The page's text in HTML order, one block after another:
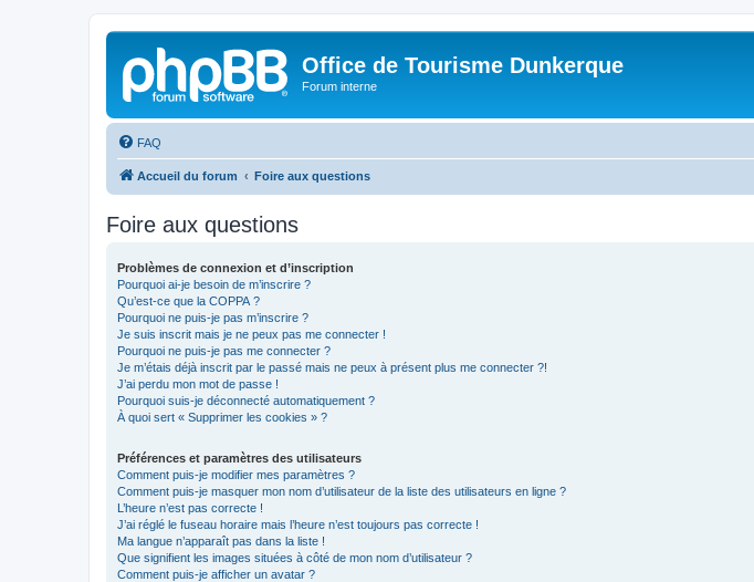
Office de Tourisme Dunkerque
Forum interne
FAQ
Accueil du forum Foire aux questions
Foire aux questions
Problèmes de connexion et d’inscription
Pourquoi ai-je besoin de m’inscrire ?
Qu’est-ce que la COPPA ?
Pourquoi ne puis-je pas m’inscrire ?
Je suis inscrit mais je ne peux pas me connecter !
Pourquoi ne puis-je pas me connecter ?
Je m’étais déjà inscrit par le passé mais ne peux à présent plus me connecter ?!
J’ai perdu mon mot de passe !
Pourquoi suis-je déconnecté automatiquement ?
À quoi sert « Supprimer les cookies » ?
Préférences et paramètres des utilisateurs
Comment puis-je modifier mes paramètres ?
Comment puis-je masquer mon nom d’utilisateur de la liste des utilisateurs en ligne ?
L’heure n’est pas correcte !
J’ai réglé le fuseau horaire mais l’heure n’est toujours pas correcte !
Ma langue n’apparaît pas dans la liste !
Que signifient les images situées à côté de mon nom d’utilisateur ?
Comment puis-je afficher un avatar ?